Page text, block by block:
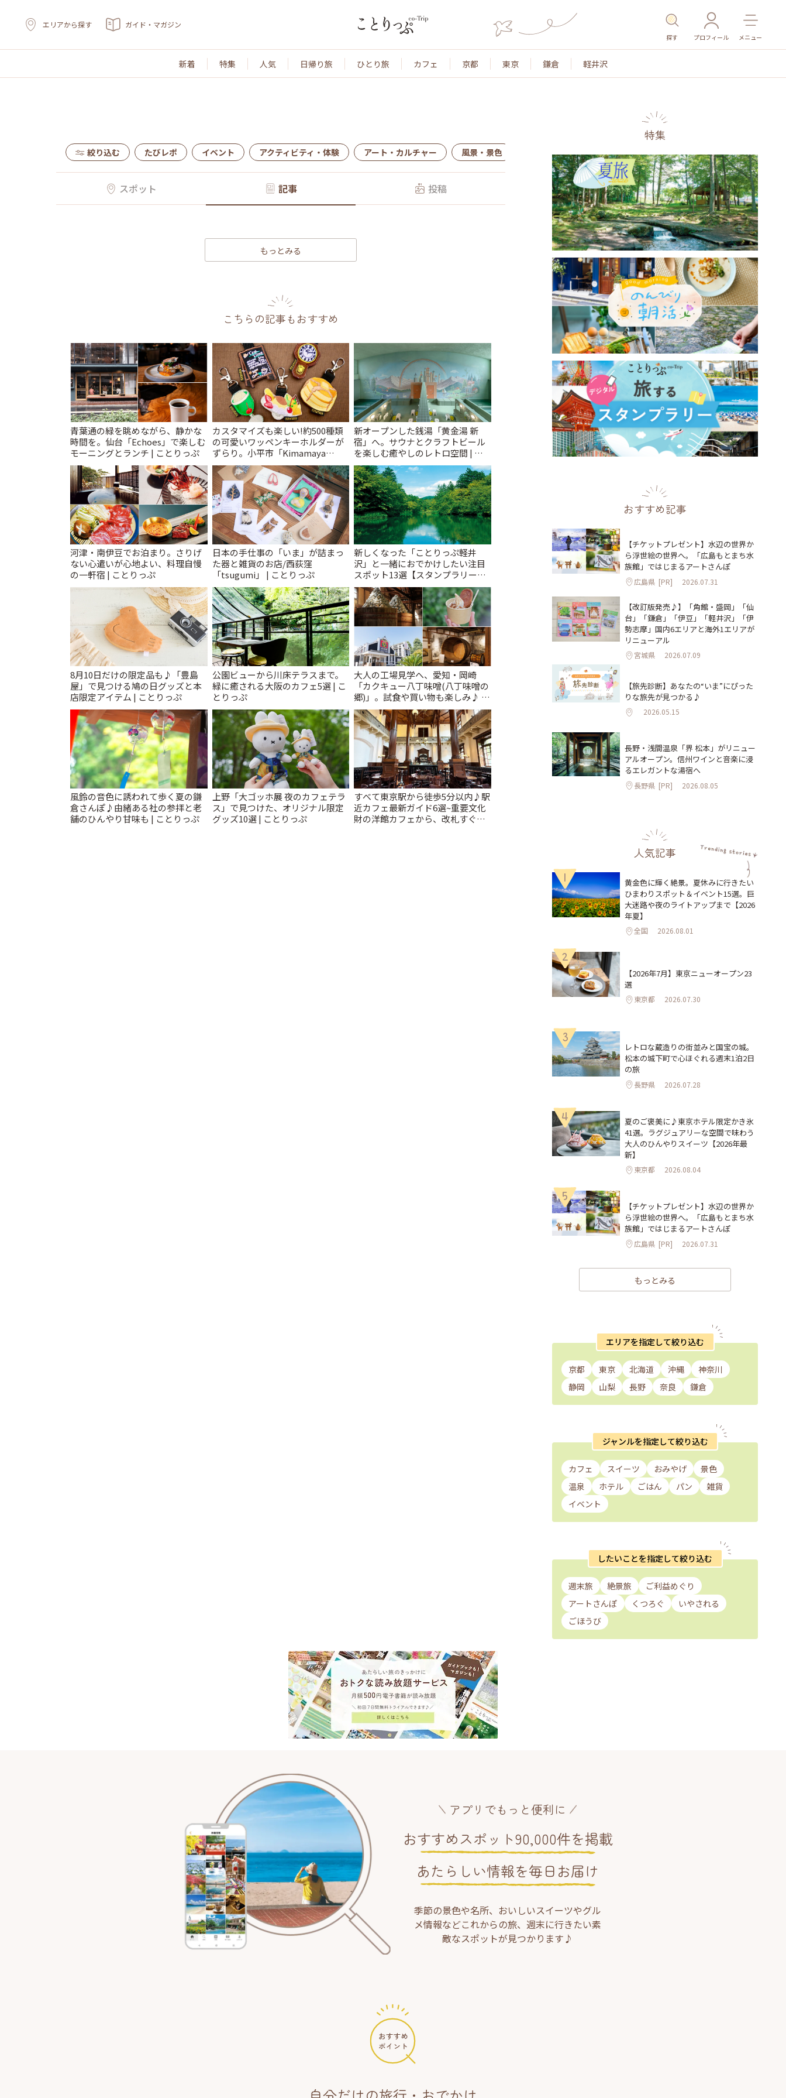
エリアから探す ガイド・マガジン
探す プロフィール メニュー
新着 特集 人気 日帰り旅 ひとり旅 カフェ 京都 東京 鎌倉 軽井沢
絞り込む たびレポ イベント アクティビティ・体験 アート・カルチャー 風景・景色 名所・旧跡 温泉・スパ その他施設 ごはん
スポット 記事 投稿
もっとみる
こちらの記事もおすすめ
青葉通の緑を眺めながら、静かな
時間を。仙台「Echoes」で楽しむ
モーニングとランチ | ことりっぷ
カスタマイズも楽しい!約500種類
の可愛いワッペンキーホルダーが
ずらり。小平市「Kimamaya
T&K」 | ことりっぷ
新オープンした銭湯「黄金湯 新
宿」へ。サウナとクラフトビール
を楽しむ癒やしのレトロ空間 | こ
とりっぷ
河津・南伊豆でお泊まり。さりげ
ない心遣いが心地よい、料理自慢
の一軒宿 | ことりっぷ
日本の手仕事の「いま」が詰まっ
た器と雑貨のお店/西荻窪
「tsugumi」 | ことりっぷ
新しくなった「ことりっぷ軽井
沢」と一緒におでかけしたい注目
スポット13選【スタンプラリー開
催中】 | ことりっぷ
8月10日だけの限定品も♪「豊島
屋」で見つける鳩の日グッズと本
店限定アイテム | ことりっぷ
公園ビューから川床テラスまで。
緑に癒される大阪のカフェ5選 | こ
とりっぷ
大人の工場見学へ、愛知・岡崎
「カクキュー八丁味噌(八丁味噌の
郷)」。試食や買い物も楽しみ♪ |
ことりっぷ
風鈴の音色に誘われて歩く夏の鎌
倉さんぽ♪由緒ある社の参拝と老
舗のひんやり甘味も | ことりっぷ
上野「大ゴッホ展 夜のカフェテラ
ス」で見つけた、オリジナル限定
グッズ10選 | ことりっぷ
すべて東京駅から徒歩5分以内♪駅
近カフェ最新ガイド6選~重要文化
財の洋館カフェから、改札すぐの
特集
おすすめ記事
【チケットプレゼント】水辺の世界か
ら浮世絵の世界へ。「広島もとまち水
族館」ではじまるアートさんぽ
広島県 [PR] 2026.07.31
【改訂版発売♪】「角館・盛岡」「仙
台」「鎌倉」「伊豆」「軽井沢」「伊
勢志摩」国内6エリアと海外1エリアが
リニューアル
宮城県 2026.07.09
【旅先診断】あなたの“いま”にぴった
りな旅先が見つかる♪
2026.05.15
長野・浅間温泉「界 松本」がリニュー
アルオープン。信州ワインと音楽に浸
るエレガントな湯宿へ
長野県 [PR] 2026.08.05
人気記事
1
黄金色に輝く絶景。夏休みに行きたい
ひまわりスポット＆イベント15選。巨
大迷路や夜のライトアップまで【2026
年夏】
全国 2026.08.01
2
【2026年7月】東京ニューオープン23
選
東京都 2026.07.30
3
レトロな蔵造りの街並みと国宝の城。
松本の城下町で心ほぐれる週末1泊2日
の旅
長野県 2026.07.28
4
夏のご褒美に♪東京ホテル限定かき氷
41選。ラグジュアリーな空間で味わう
大人のひんやりスイーツ【2026年最
新】
東京都 2026.08.04
5
【チケットプレゼント】水辺の世界か
ら浮世絵の世界へ。「広島もとまち水
族館」ではじまるアートさんぽ
広島県 [PR] 2026.07.31
もっとみる
エリアを指定して絞り込む
京都 東京 北海道 沖縄
神奈川
静岡
山梨 長野 奈良 鎌倉
ジャンルを指定して絞り込む
カフェ スイーツ おみやげ
景色
温泉
ホテル ごはん パン
雑貨
イベント
したいことを指定して絞り込む
週末旅 絶景旅
ご利益めぐり
アートさんぽ
くつろぐ
いやされる
ごほうび
アプリでもっと便利に
おすすめスポット90,000件を掲載
あたらしい情報を毎日お届け
季節の景色や名所、おいしいスイーツやグル
メ情報などこれからの旅、週末に行きたい素
敵なスポットが見つかります♪